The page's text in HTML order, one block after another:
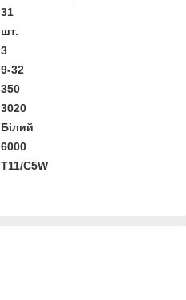
31
шт.
3
9-32
350
3020
Білий
6000
T11/C5W